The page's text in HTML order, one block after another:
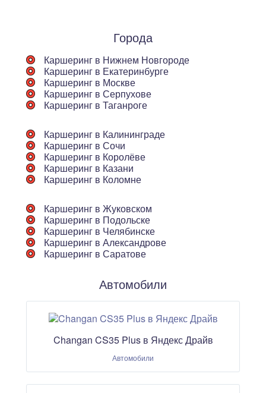
Города
Каршеринг в Нижнем Новгороде
Каршеринг в Екатеринбурге
Каршеринг в Москве
Каршеринг в Серпухове
Каршеринг в Таганроге
Каршеринг в Калининграде
Каршеринг в Сочи
Каршеринг в Королёве
Каршеринг в Казани
Каршеринг в Коломне
Каршеринг в Жуковском
Каршеринг в Подольске
Каршеринг в Челябинске
Каршеринг в Александрове
Каршеринг в Саратове
Автомобили
Changan CS35 Plus в Яндекс Драйв
Автомобили